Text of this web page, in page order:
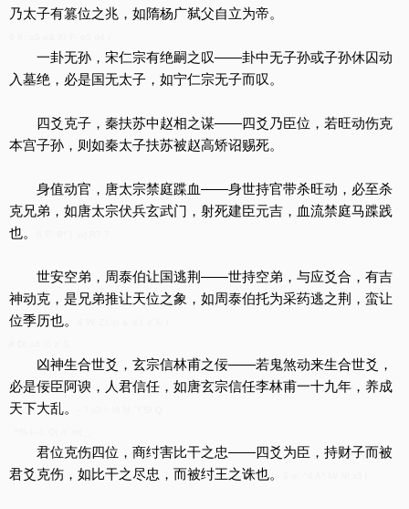
乃太子有篡位之兆，如隋杨广弑父自立为帝。
一卦无孙，宋仁宗有绝嗣之叹——卦中无子孙或子孙休囚动
入墓绝，必是国无太子，如宁仁宗无子而叹。
四爻克子，秦扶苏中赵相之谋——四爻乃臣位，若旺动伤克
本宫子孙，则如秦太子扶苏被赵高矫诏赐死。
身值动官，唐太宗禁庭蹀血——身世持官带杀旺动，必至杀
克兄弟，如唐太宗伏兵玄武门，射死建臣元吉，血流禁庭马蹀践
也。
世安空弟，周泰伯让国逃荆——世持空弟，与应爻合，有吉
神动克，是兄弟推让天位之象，如周泰伯托为采药逃之荆，蛮让
位季历也。
凶神生合世爻，玄宗信林甫之佞——若鬼煞动来生合世爻，
必是佞臣阿谀，人君信任，如唐玄宗信任李林甫一十九年，养成
天下大乱。
君位克伤四位，商纣害比干之忠——四爻为臣，持财子而被
君爻克伤，如比干之尽忠，而被纣王之诛也。